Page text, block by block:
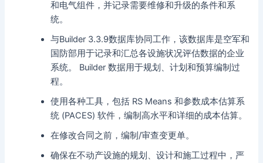
和电气组件，并记录需要维修和升级的条件和系
统。
与Builder 3.3.9数据库协同工作，该数据库是空军和
国防部用于记录和汇总各设施状况评估数据的企业
系统。 Builder 数据用于规划、计划和预算编制过
程。
使用各种工具，包括 RS Means 和参数成本估算系
统 (PACES) 软件，编制高水平和详细的成本估算。
在修改合同之前，编制/审查变更单。
确保在不动产设施的规划、设计和施工过程中，严